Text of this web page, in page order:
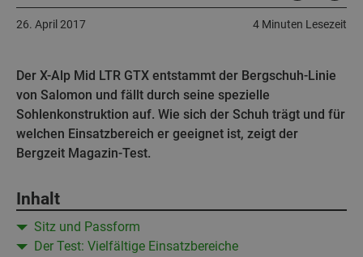
4 Minuten Lesezeit
26. April 2017
Der X-Alp Mid LTR GTX entstammt der Bergschuh-Linie
von Salomon und fällt durch seine spezielle
Sohlenkonstruktion auf. Wie sich der Schuh trägt und für
welchen Einsatzbereich er geeignet ist, zeigt der
Bergzeit Magazin-Test.
Inhalt
Sitz und Passform
Der Test: Vielfältige Einsatzbereiche